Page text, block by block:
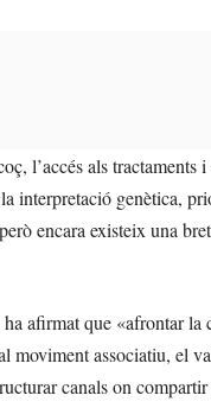
l’accés als
genètica,
encara existeix una
afirmat que «afrontar la
moviment associatiu, el
canals on